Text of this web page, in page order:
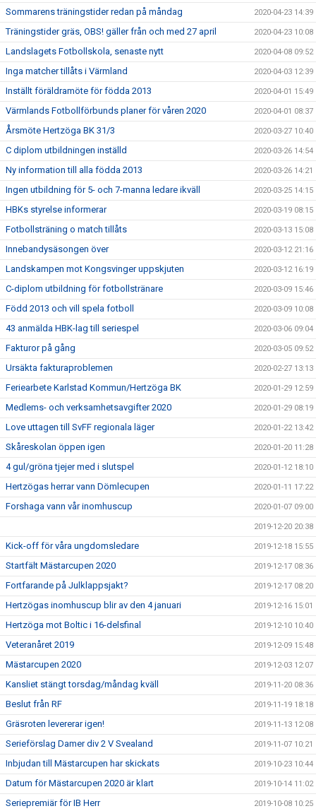
Sommarens träningstider redan på måndag 2020-04-23 14:39
Träningstider gräs, OBS! gäller från och med 27 april 2020-04-23 10:08
Landslagets Fotbollskola, senaste nytt 2020-04-08 09:52
Inga matcher tillåts i Värmland 2020-04-03 12:39
Inställt föräldramöte för födda 2013 2020-04-01 15:49
Värmlands Fotbollförbunds planer för våren 2020 2020-04-01 08:37
Årsmöte Hertzöga BK 31/3 2020-03-27 10:40
C diplom utbildningen inställd 2020-03-26 14:54
Ny information till alla födda 2013 2020-03-26 14:21
Ingen utbildning för 5- och 7-manna ledare ikväll 2020-03-25 14:15
HBKs styrelse informerar 2020-03-19 08:15
Fotbollsträning o match tillåts 2020-03-13 15:08
Innebandysäsongen över 2020-03-12 21:16
Landskampen mot Kongsvinger uppskjuten 2020-03-12 16:19
C-diplom utbildning för fotbollstränare 2020-03-09 15:46
Född 2013 och vill spela fotboll 2020-03-09 10:08
43 anmälda HBK-lag till seriespel 2020-03-06 09:04
Fakturor på gång 2020-03-05 09:52
Ursäkta fakturaproblemen 2020-02-27 13:13
Feriearbete Karlstad Kommun/Hertzöga BK 2020-01-29 12:59
Medlems- och verksamhetsavgifter 2020 2020-01-29 08:19
Love uttagen till SvFF regionala läger 2020-01-22 13:42
Skåreskolan öppen igen 2020-01-20 11:28
4 gul/gröna tjejer med i slutspel 2020-01-12 18:10
Hertzögas herrar vann Dömlecupen 2020-01-11 17:22
Forshaga vann vår inomhuscup 2020-01-07 09:00
2019-12-20 20:38
Kick-off för våra ungdomsledare 2019-12-18 15:55
Startfält Mästarcupen 2020 2019-12-17 08:36
Fortfarande på Julklappsjakt? 2019-12-17 08:20
Hertzögas inomhuscup blir av den 4 januari 2019-12-16 15:01
Hertzöga mot Boltic i 16-delsfinal 2019-12-10 10:40
Veteranåret 2019 2019-12-09 15:48
Mästarcupen 2020 2019-12-03 12:07
Kansliet stängt torsdag/måndag kväll 2019-11-20 08:36
Beslut från RF 2019-11-19 18:18
Gräsroten levererar igen! 2019-11-13 12:08
Serieförslag Damer div 2 V Svealand 2019-11-07 10:21
Inbjudan till Mästarcupen har skickats 2019-10-23 10:44
Datum för Mästarcupen 2020 är klart 2019-10-14 11:02
Seriepremiär för IB Herr 2019-10-08 10:25